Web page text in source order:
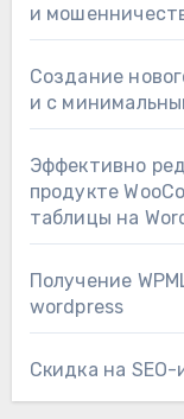
и
Создание
и с
Эффективно
продукте
таблицы на
Получение
wordpress
Скидка на